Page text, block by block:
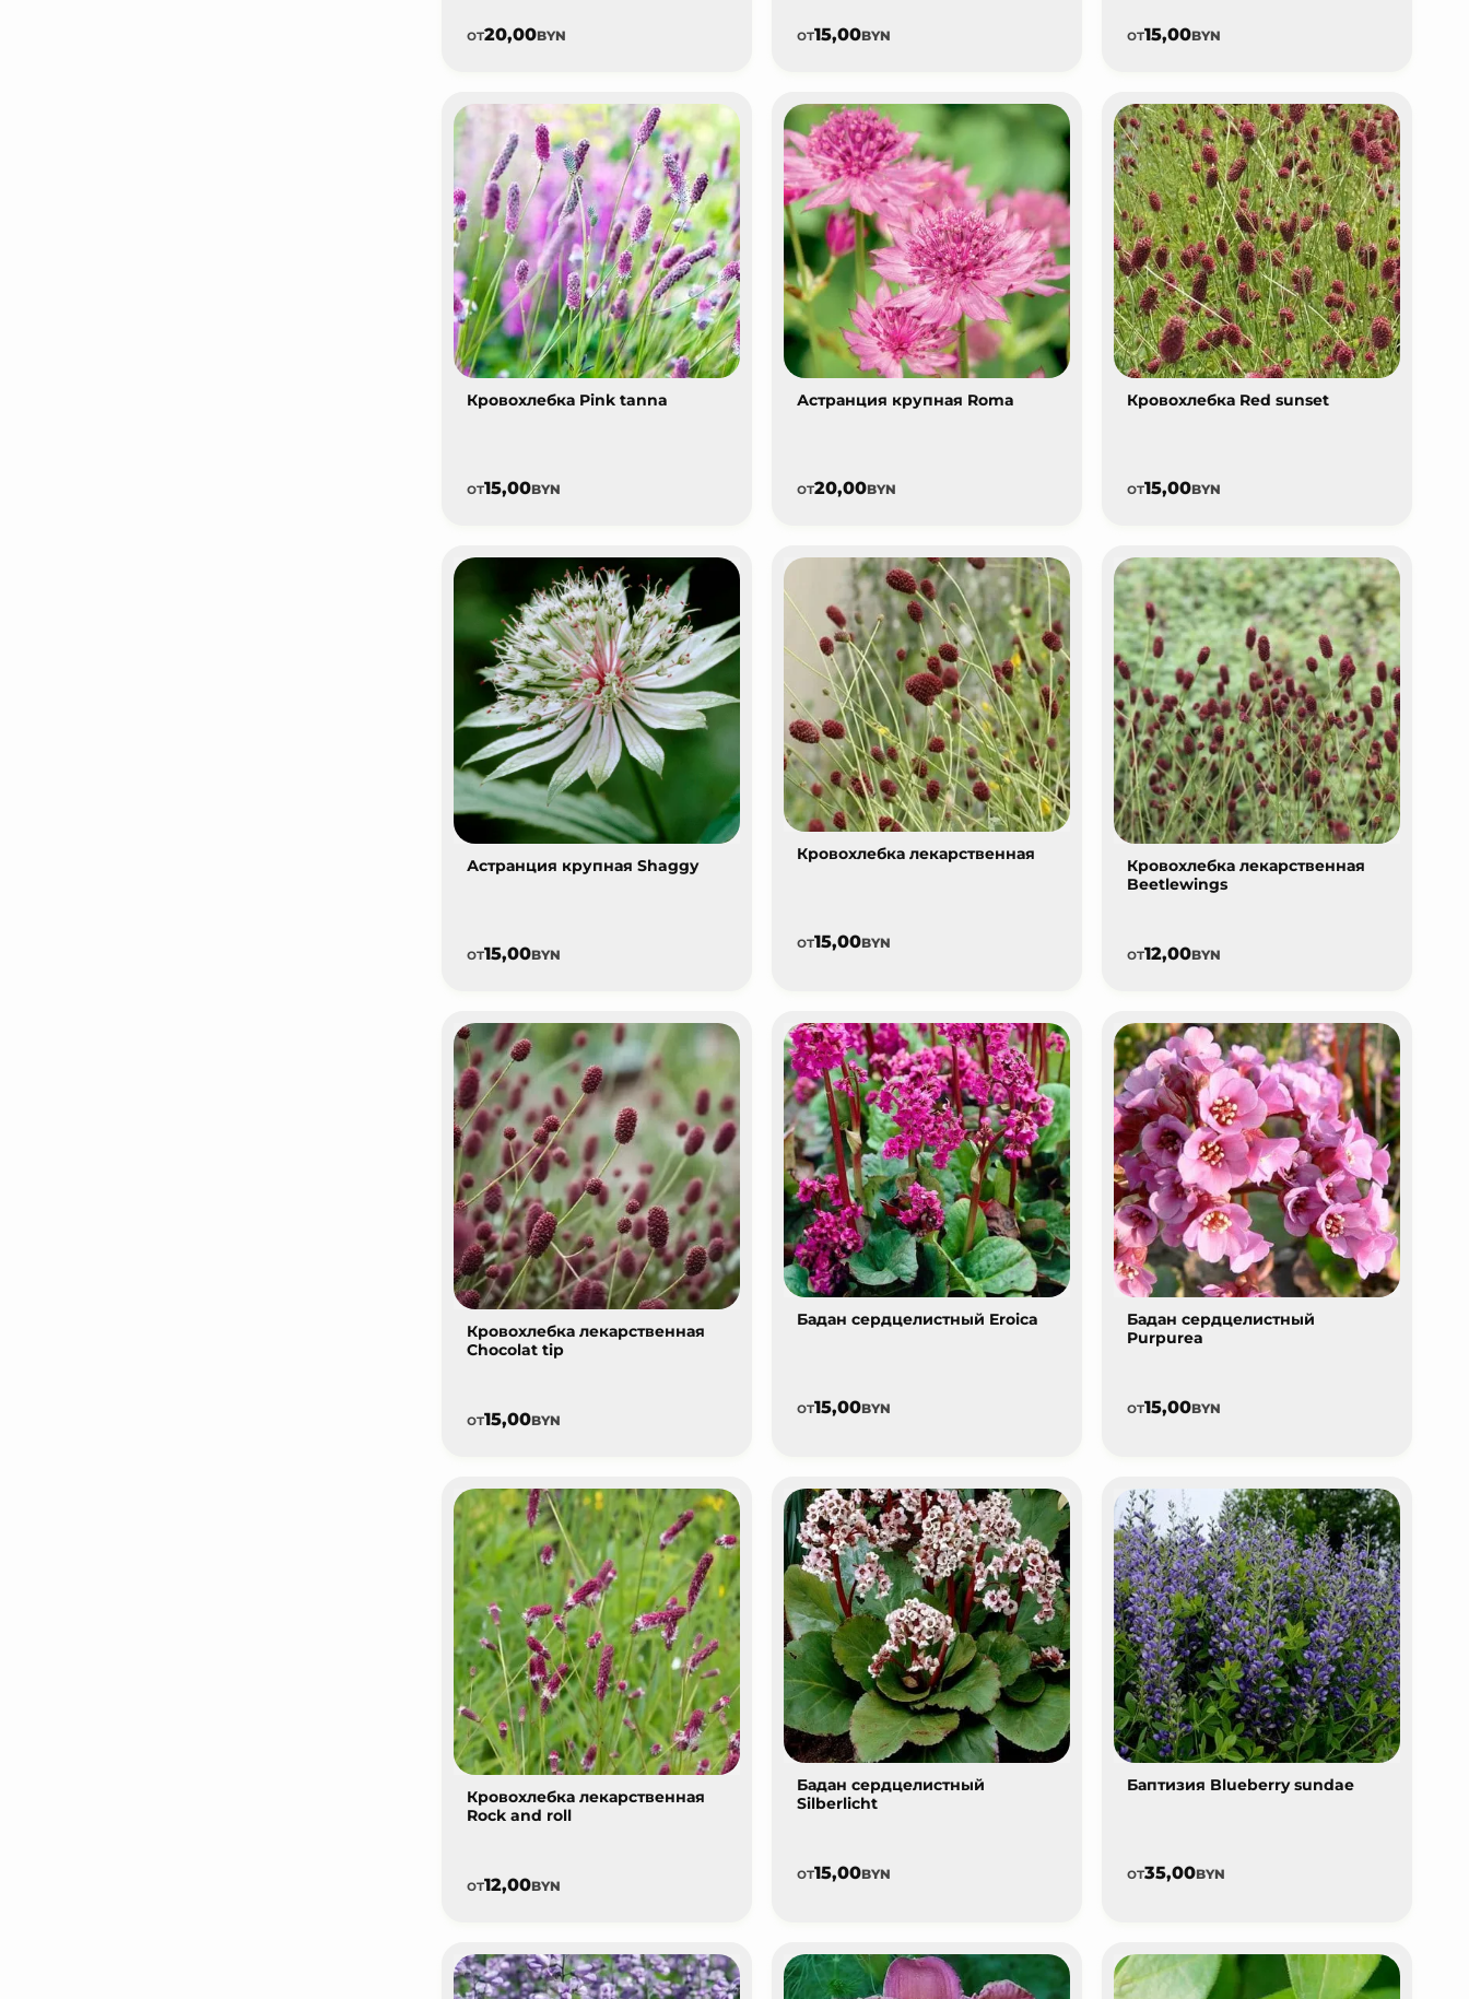
от20,00BYN от15,00BYN от15,00BYN
Кровохлебка Pink tanna
от15,00BYN
Астранция крупная Roma
от20,00BYN
Кровохлебка Red sunset
от15,00BYN
Астранция крупная Shaggy
от15,00BYN
Кровохлебка лекарственная
от15,00BYN
Кровохлебка лекарственная
Beetlewings
от12,00BYN
Кровохлебка лекарственная
Chocolat tip
от15,00BYN
Бадан сердцелистный Eroica
от15,00BYN
Бадан сердцелистный
Purpurea
от15,00BYN
Кровохлебка лекарственная
Rock and roll
от12,00BYN
Бадан сердцелистный
Silberlicht
от15,00BYN
Баптизия Blueberry sundae
от35,00BYN